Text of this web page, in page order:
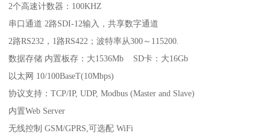
2个高速计数器：100KHZ
串口通道 2路SDI-12输入，共享数字通道
2路RS232，1路RS422；波特率从300～115200.
数据存储 内置板存：大1536Mb SD卡：大16Gb
以太网 10/100BaseT(10Mbps)
协议支持：TCP/IP, UDP, Modbus (Master and Slave)
内置Web Server
无线控制 GSM/GPRS,可选配 WiFi